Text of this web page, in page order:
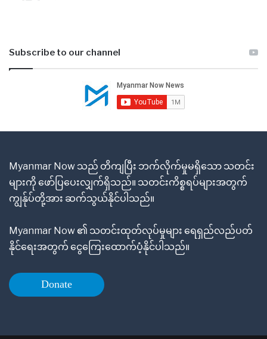
Subscribe to our channel
Myanmar Now သည် တိကျပြီး ဘက်လိုက်မှုမရှိသော သတင်း
များကို ဖော်ပြပေးလျှက်ရှိသည်။ သတင်းကိစ္စရပ်များအတွက်
ကျွန်ုပ်တို့အား ဆက်သွယ်နိုင်ပါသည်။
Myanmar Now ၏ သတင်းထုတ်လုပ်မှုများ ရေရှည်လည်ပတ်
နိုင်ရေးအတွက် ငွေကြေးထောက်ပံ့နိုင်ပါသည်။
Donate